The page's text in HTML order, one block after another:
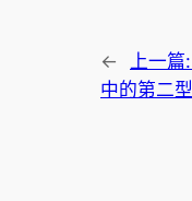
← 上一篇:
中的第二型